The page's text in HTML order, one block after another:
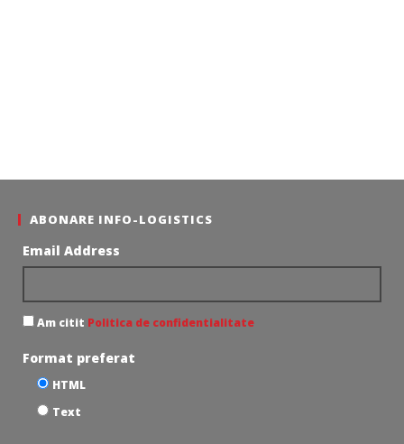
ABONARE INFO-LOGISTICS
Email Address
Am citit Politica de confidentialitate
Format preferat
HTML
Text